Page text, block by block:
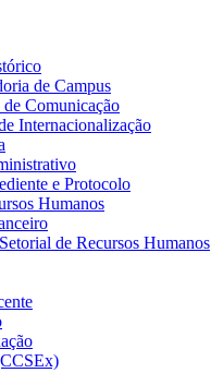
principal
de Campus
de Comunicação
Internacionalização
e Protocolo
Humanos
de Recursos Humanos